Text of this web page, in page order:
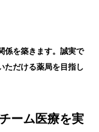
係を築きます。誠実で
ただける薬局を目指し
ーム医療を実